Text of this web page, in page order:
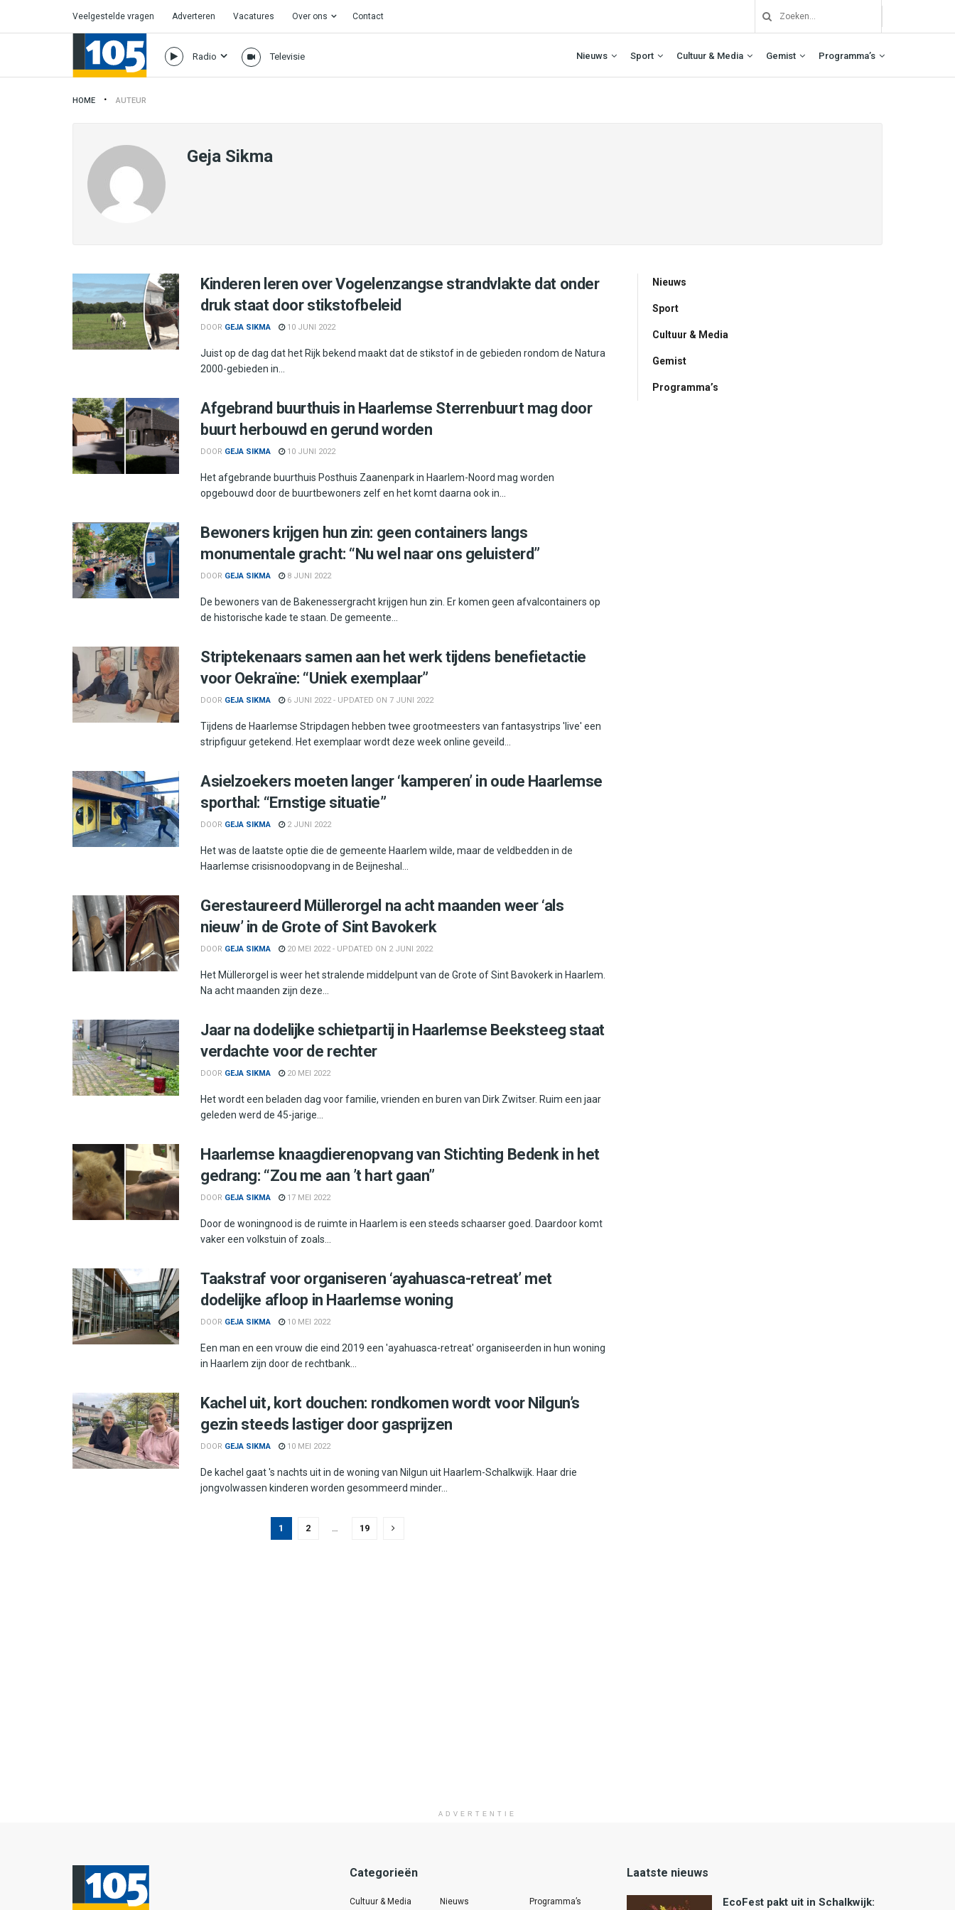
Veelgestelde vragen Adverteren Vacatures Over ons Contact
Radio Televisie Nieuws Sport Cultuur & Media Gemist Programma’s
HOME AUTEUR
Geja Sikma
Kinderen leren over Vogelenzangse strandvlakte dat onder
druk staat door stikstofbeleid
DOOR GEJA SIKMA 10 JUNI 2022
Juist op de dag dat het Rijk bekend maakt dat de stikstof in de gebieden rondom de Natura
2000-gebieden in...
Afgebrand buurthuis in Haarlemse Sterrenbuurt mag door
buurt herbouwd en gerund worden
DOOR GEJA SIKMA 10 JUNI 2022
Het afgebrande buurthuis Posthuis Zaanenpark in Haarlem-Noord mag worden
opgebouwd door de buurtbewoners zelf en het komt daarna ook in...
Bewoners krijgen hun zin: geen containers langs
monumentale gracht: “Nu wel naar ons geluisterd”
DOOR GEJA SIKMA 8 JUNI 2022
De bewoners van de Bakenessergracht krijgen hun zin. Er komen geen afvalcontainers op
de historische kade te staan. De gemeente...
Striptekenaars samen aan het werk tijdens benefietactie
voor Oekraïne: “Uniek exemplaar”
DOOR GEJA SIKMA 6 JUNI 2022 - UPDATED ON 7 JUNI 2022
Tijdens de Haarlemse Stripdagen hebben twee grootmeesters van fantasystrips 'live' een
stripfiguur getekend. Het exemplaar wordt deze week online geveild...
Asielzoekers moeten langer ‘kamperen’ in oude Haarlemse
sporthal: “Ernstige situatie”
DOOR GEJA SIKMA 2 JUNI 2022
Het was de laatste optie die de gemeente Haarlem wilde, maar de veldbedden in de
Haarlemse crisisnoodopvang in de Beijneshal...
Gerestaureerd Müllerorgel na acht maanden weer ‘als
nieuw’ in de Grote of Sint Bavokerk
DOOR GEJA SIKMA 20 MEI 2022 - UPDATED ON 2 JUNI 2022
Het Müllerorgel is weer het stralende middelpunt van de Grote of Sint Bavokerk in Haarlem.
Na acht maanden zijn deze...
Jaar na dodelijke schietpartij in Haarlemse Beeksteeg staat
verdachte voor de rechter
DOOR GEJA SIKMA 20 MEI 2022
Het wordt een beladen dag voor familie, vrienden en buren van Dirk Zwitser. Ruim een jaar
geleden werd de 45-jarige...
Haarlemse knaagdierenopvang van Stichting Bedenk in het
gedrang: “Zou me aan ’t hart gaan”
DOOR GEJA SIKMA 17 MEI 2022
Door de woningnood is de ruimte in Haarlem is een steeds schaarser goed. Daardoor komt
vaker een volkstuin of zoals...
Taakstraf voor organiseren ‘ayahuasca-retreat’ met
dodelijke afloop in Haarlemse woning
DOOR GEJA SIKMA 10 MEI 2022
Een man en een vrouw die eind 2019 een 'ayahuasca-retreat' organiseerden in hun woning
in Haarlem zijn door de rechtbank...
Kachel uit, kort douchen: rondkomen wordt voor Nilgun’s
gezin steeds lastiger door gasprijzen
DOOR GEJA SIKMA 10 MEI 2022
De kachel gaat 's nachts uit in de woning van Nilgun uit Haarlem-Schalkwijk. Haar drie
jongvolwassen kinderen worden gesommeerd minder...
1 2 … 19
Nieuws
Sport
Cultuur & Media
Gemist
Programma’s
ADVERTENTIE
Categorieën
Cultuur & Media Nieuws Programma’s
Laatste nieuws
EcoFest pakt uit in Schalkwijk: